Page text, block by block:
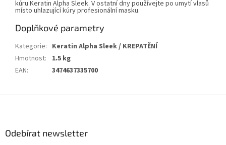
kúru Keratin Alpha Sleek. V ostatní dny používejte po umytí vlasů
místo uhlazující kúry profesionální masku.
Doplňkové parametry
Kategorie: Keratin Alpha Sleek / KREPATĚNÍ
Hmotnost:
1.5 kg
EAN: 3474637335700
Odebírat newsletter